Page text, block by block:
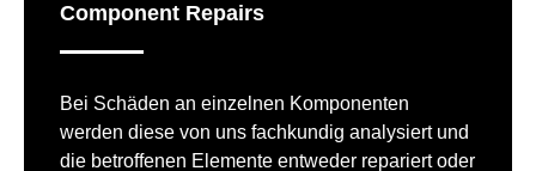
Component Repairs
Bei Schäden an einzelnen Komponenten
werden diese von uns fachkundig analysiert und
die betroffenen Elemente entweder repariert oder